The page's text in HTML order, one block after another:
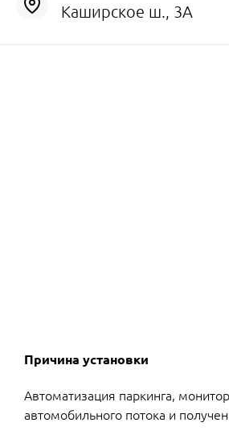
Причина установки
Автоматизация паркинга,
автомобильного потока и
Каширское ш., 3А